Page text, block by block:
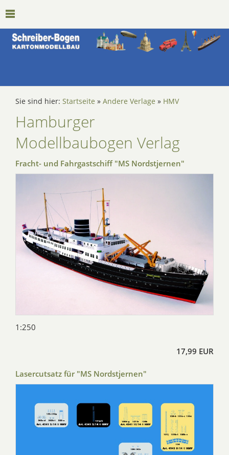
Sie sind hier: Startseite » Andere Verlage » HMV
Hamburger
Modellbaubogen Verlag
Fracht- und Fahrgastschiff "MS Nordstjernen"
1:250
17,99 EUR
Lasercutsatz für "MS Nordstjernen"